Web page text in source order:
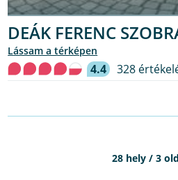
DEÁK FERENC
lássam a térképen
4.4 328
28 hely / 3